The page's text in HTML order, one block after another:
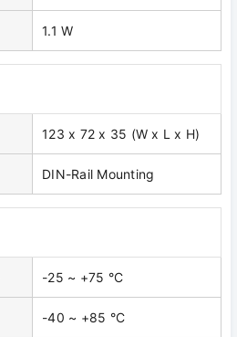
1.1 W
123 x 72 x 35 (W x L x H)
DIN-Rail Mounting
-25 ~ +75 °C
-40 ~ +85 °C